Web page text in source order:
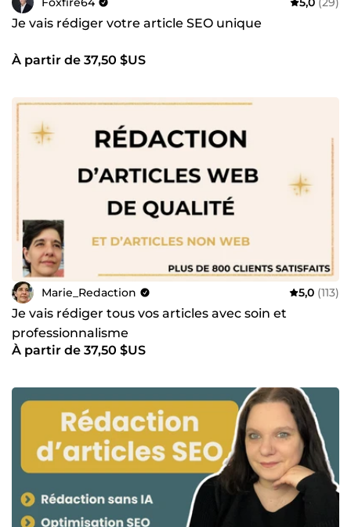
Je vais rédiger votre article SEO unique
À partir de 37,50 $US
Marie_Redaction 5,0 (113)
Je vais rédiger tous vos articles avec soin et
professionnalisme
À partir de 37,50 $US